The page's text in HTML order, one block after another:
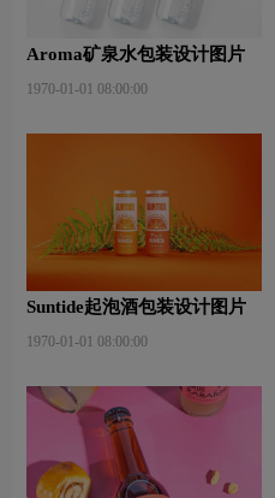
Aroma矿泉水包装设计图片
1970-01-01 08:00:00
Suntide起泡酒包装设计图片
1970-01-01 08:00:00